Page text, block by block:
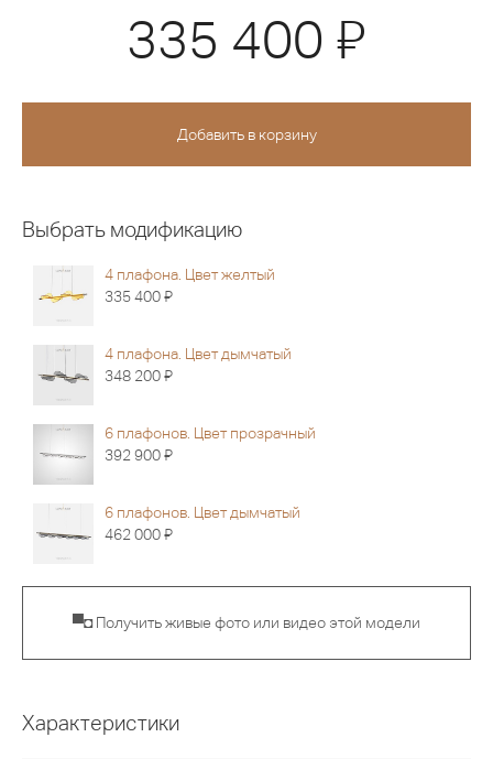
335 400 Я
Выбрать модификацию
4 плафона. Цвет желтый
335 400Я
4 плафона. Цвет дымчатый
348 200Я
6 плафонов. Цвет прозрачный
392 900Я
6 плафонов. Цвет дымчатый
462 000Я
▀◘ Получить живые фото или видео этой модели
Характеристики